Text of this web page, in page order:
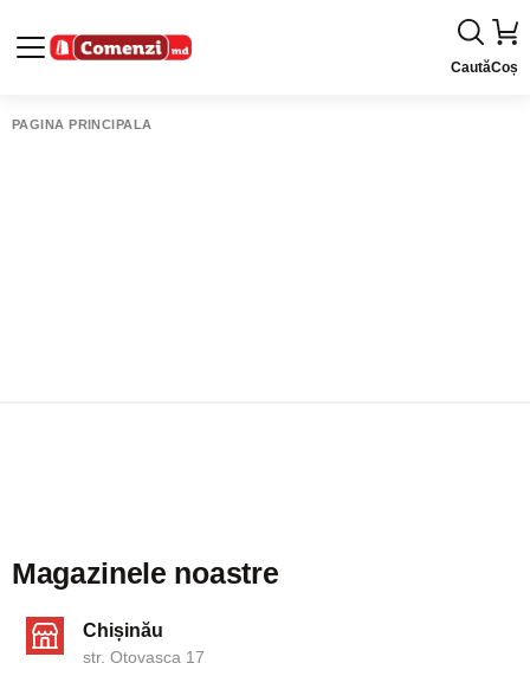
CautăCoș
PAGINA PRINCIPALĂ
Magazinele noastre
Chișinău
str. Otovasca 17